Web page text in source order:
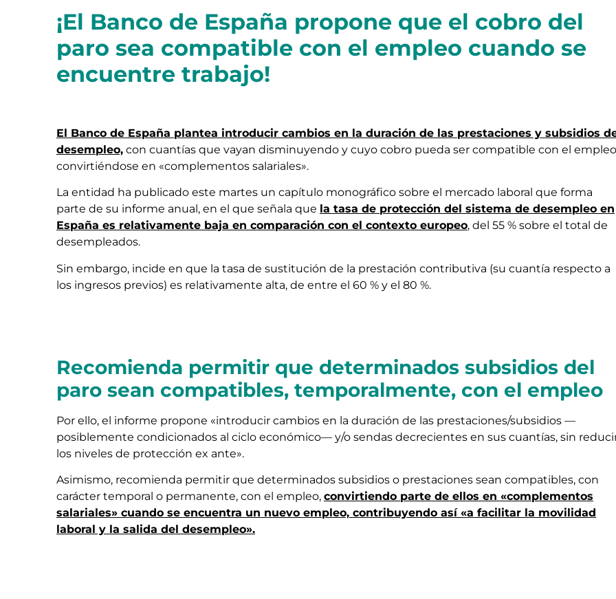
¡El Banco de España propone que el cobro del
paro sea compatible con el empleo cuando se
encuentre trabajo!
El Banco de España plantea introducir cambios en la duración de las prestaciones y subsidios
desempleo, con cuantías que vayan disminuyendo y cuyo cobro pueda ser compatible con el
convirtiéndose en «complementos salariales».
La entidad ha publicado este martes un capítulo monográfico sobre el mercado laboral que forma
parte de su informe anual, en el que señala que la tasa de protección del sistema de desempleo en
España es relativamente baja en comparación con el contexto europeo, del 55 % sobre el total de
desempleados.
Sin embargo, incide en que la tasa de sustitución de la prestación contributiva (su cuantía respecto a
los ingresos previos) es relativamente alta, de entre el 60 % y el 80 %.
Recomienda permitir que determinados subsidios del
paro sean compatibles, temporalmente, con el empleo
Por ello, el informe propone «introducir cambios en la duración de las prestaciones/subsidios —
posiblemente condicionados al ciclo económico— y/o sendas decrecientes en sus cuantías, sin
los niveles de protección ex ante».
Asimismo, recomienda permitir que determinados subsidios o prestaciones sean compatibles, con
carácter temporal o permanente, con el empleo, convirtiendo parte de ellos en «complementos
salariales» cuando se encuentra un nuevo empleo, contribuyendo así «a facilitar la movilidad
laboral y la salida del desempleo».